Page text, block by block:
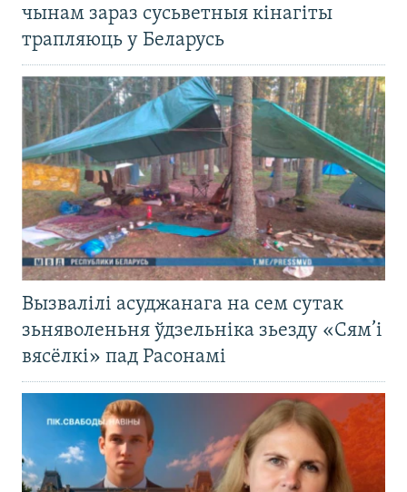
чынам зараз сусьветныя кінагіты
трапляюць у Беларусь
Вызвалілі асуджанага на сем сутак
зьняволеньня ўдзельніка зьезду «Сям’і
вясёлкі» пад Расонамі